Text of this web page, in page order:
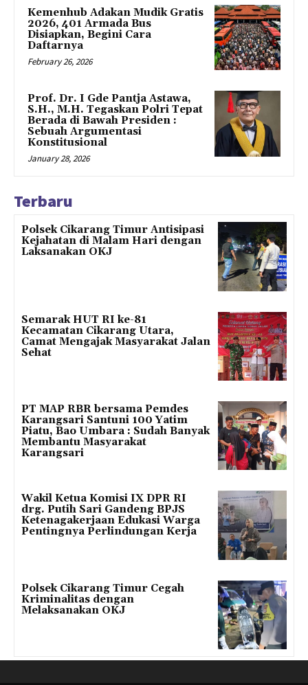
Kemenhub Adakan Mudik Gratis
2026, 401 Armada Bus
Disiapkan, Begini Cara
Daftarnya
February 26, 2026
Prof. Dr. I Gde Pantja Astawa,
S.H., M.H. Tegaskan Polri Tepat
Berada di Bawah Presiden :
Sebuah Argumentasi
Konstitusional
January 28, 2026
Terbaru
Polsek Cikarang Timur Antisipasi
Kejahatan di Malam Hari dengan
Laksanakan OKJ
Semarak HUT RI ke-81
Kecamatan Cikarang Utara,
Camat Mengajak Masyarakat Jalan
Sehat
PT MAP RBR bersama Pemdes
Karangsari Santuni 100 Yatim
Piatu, Bao Umbara : Sudah Banyak
Membantu Masyarakat
Karangsari
Wakil Ketua Komisi IX DPR RI
drg. Putih Sari Gandeng BPJS
Ketenagakerjaan Edukasi Warga
Pentingnya Perlindungan Kerja
Polsek Cikarang Timur Cegah
Kriminalitas dengan
Melaksanakan OKJ